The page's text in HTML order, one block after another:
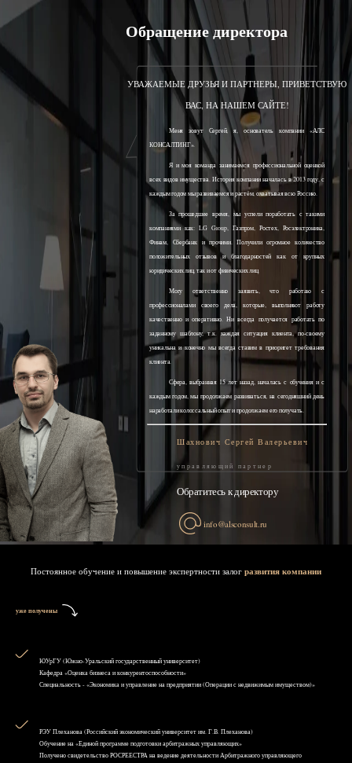
Обращение директора
УВАЖАЕМЫЕ ДРУЗЬЯ И ПАРТНЕРЫ, ПРИВЕТСТВУЮ
ВАС, НА НАШЕМ САЙТЕ!
Меня зовут Сергей, я, основатель компании «АЛС
КОНСАЛТИНГ».
Я и моя команда занимаемся профессиональной оценкой
всех видов имущества. История компании началась в 2013 году, с
каждым годом мы развиваемся и растём, охватывая всю Россию.
За прошедшее время, мы успели поработать с такими
компаниями как: LG Group, Газпром, Ростех, Росэлектроника,
Финам, Сбербанк и прочими. Получили огромное количество
положительных отзывов и благодарностей как от крупных
юридических лиц, так и от физических лиц.
Могу ответственно заявить, что работаю с
профессионалами своего дела, которые, выполняют работу
качественно и оперативно. Ни всегда получается работать по
заданному шаблону, т.к. каждая ситуация клиента, по-своему
уникальна и конечно мы всегда ставим в приоритет требования
клиента.
Сфера, выбранная 15 лет назад, началась с обучения и с
каждым годом, мы продолжаем развиваться, на сегодняшний день
наработали колоссальный опыт и продолжаем его получать.
Шахнович Сергей Валерьевич
управляющий партнер
Обратитесь к директору
info@alsconsult.ru
Постоянное обучение и повышение экспертности залог развития компании
уже получены
ЮУрГУ (Южно-Уральский государственный университет)
Кафедра «Оценка бизнеса и конкурентоспособности»
Специальность - «Экономика и управление на предприятии (Операции с недвижимым имуществом)»
РЭУ Плеханова (Российский экономический университет им. Г.В. Плеханова)
Обучение на «Единой программе подготовки арбитражных управляющих»
Получено свидетельство РОСРЕЕСТРА на ведение деятельности Арбитражного управляющего